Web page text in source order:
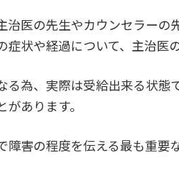
治医の先生やカウンセラー
状や経過について、主治医
る為、実際は受給出来る状
あります。
害の程度を伝える最も重要